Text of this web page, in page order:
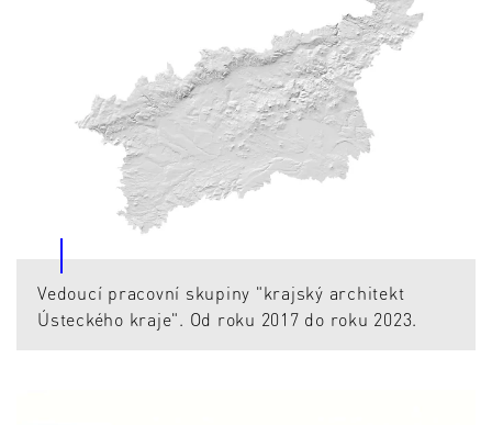
Vedoucí pracovní skupiny "krajský architekt
Ústeckého kraje". Od roku 2017 do roku 2023.